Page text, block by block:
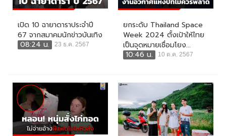
เปิด 10 ฉายาดาราประจำปี
67 จากสมาคมนักข่าวบันเทิง
08:24 น.
23 ธ.ค. 2567
ยกระดับ Thailand Space
Week 2024 ตั้งเป้าให้ไทย
เป็นจุดหมายเชื่อมโยง...
10:46 น.
10 ต.ค. 2567